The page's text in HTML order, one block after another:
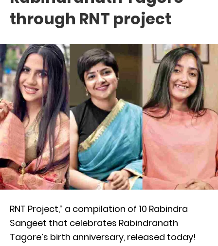
through RNT project
RNT Project,” a compilation of 10 Rabindra
Sangeet that celebrates Rabindranath
Tagore’s birth anniversary, released today!